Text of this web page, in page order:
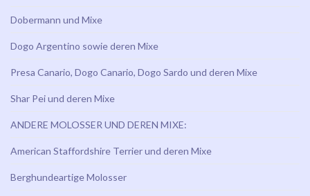
Dobermann und Mixe
Dogo Argentino sowie deren Mixe
Presa Canario, Dogo Canario, Dogo Sardo und deren Mixe
Shar Pei und deren Mixe
ANDERE MOLOSSER UND DEREN MIXE:
American Staffordshire Terrier und deren Mixe
Berghundeartige Molosser